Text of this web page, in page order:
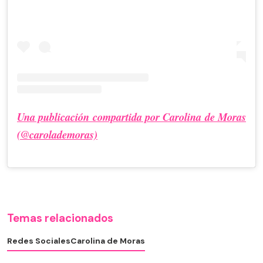
Una publicación compartida por Carolina de Moras
(@carolademoras)
Temas relacionados
Redes SocialesCarolina de Moras